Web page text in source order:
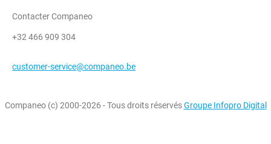
Contacter Companeo
+32 466 909 304
customer-service@companeo.be
Companeo (c) 2000-2026 - Tous droits réservésGroupe Infopro Digital